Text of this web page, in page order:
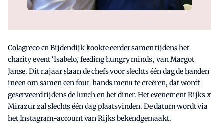
Colagreco en Bijdendijk kookte eerder samen tijdens het
charity event ‘Isabelo, feeding hungry minds’, van Margot
Janse. Dit najaar slaan de chefs voor slechts één dag de handen
ineen om samen een four-hands menu te creëren, dat wordt
geserveerd tijdens de lunch en het diner. Het evenement Rijks x
Mirazur zal slechts één dag plaatsvinden. De datum wordt via
het Instagram-account van Rijks bekendgemaakt.